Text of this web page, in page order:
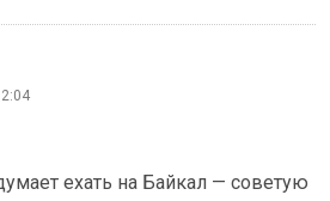
ехать на Байкал — советую